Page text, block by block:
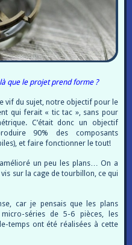
que le projet prend forme ?
vif du sujet, notre objectif pour le
qui ferait « tic tac », sans pour
C’était donc un objectif
90% des composants
et faire fonctionner le tout!
un peu les plans… On a
sur la cage de tourbillon, ce qui
car je pensais que les plans
séries de 5-6 pièces, les
temps ont été réalisées à cette